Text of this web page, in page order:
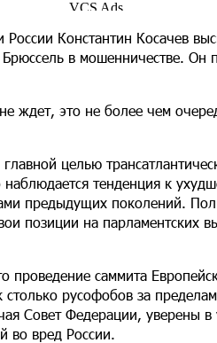
России Константин Косачев
в мошенничестве.
ждет, это не более чем
целью
наблюдается тенденция к
предыдущих поколений.
позиции на парламентских
проведение саммита
столько русофобов за
Совет Федерации, уверены
во вред России.